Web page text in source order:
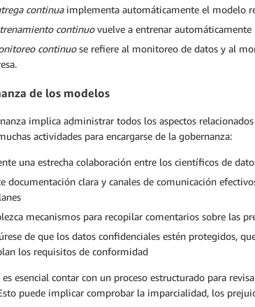
continuaimplementa automáticamente el modelo
continuovuelve a entrenar
continuose refiere al monitoreo de datos y al
de los modelos
implica administrar todos los aspectos
actividades para encargarse de la gobernanza:
una estrecha colaboración entre los científicos de
documentación clara y canales de comunicación
mecanismos para recopilar comentarios sobre las
de que los datos confidenciales estén protegidos,
los requisitos de conformidad
esencial contar con un proceso estructurado para
puede implicar comprobar la imparcialidad, los